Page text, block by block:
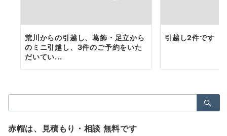
荒川からの引越し、葛飾・足立から
のミニ引越し、3件のご予約をいた
だいてい...
引越し2件です
索：
赤帽は、見積もり・相談 無料です